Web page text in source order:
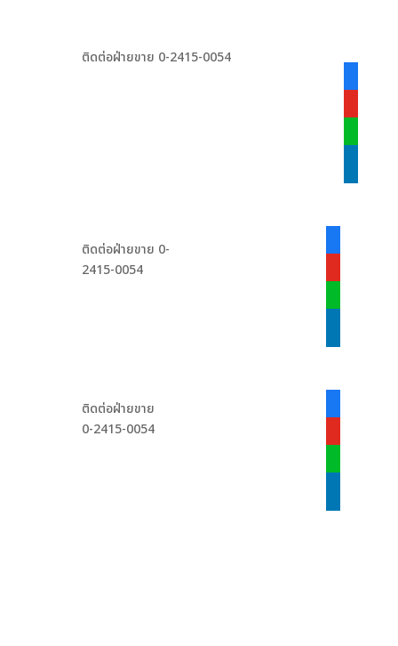
ติดต่อฝ่ายขาย 0-2415-0054
ติดต่อฝ่ายขาย 0-
2415-0054
ติดต่อฝ่ายขาย
0-2415-0054